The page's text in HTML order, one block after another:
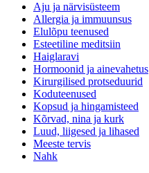
Aju ja närvisüsteem
Allergia ja immuunsus
Elulõpu teenused
Esteetiline meditsiin
Haiglaravi
Hormoonid ja ainevahetus
Kirurgilised protseduurid
Koduteenused
Kopsud ja hingamisteed
Kõrvad, nina ja kurk
Luud, liigesed ja lihased
Meeste tervis
Nahk